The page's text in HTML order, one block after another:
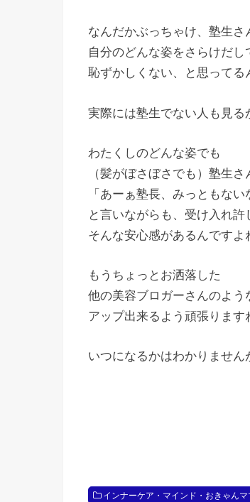
なんだかぶっちゃけ、塾生さ
自分のどんな姿をさらけだし
恥ずかしくない、と思ってる
実際には塾生でない人も見る
わたくしのどんな姿でも
（髪がぼさぼさでも）塾生さ
「あーぁ塾長、みっともない
と言いながらも、受け入れ許
そんな安心感があるんですよ
もうちょっとお洒落した
他の美容ブロガーさんのよう
アップ出来るよう頑張ります
いつになるかはわかりません
インナーケア・マインド・おきゃんマ